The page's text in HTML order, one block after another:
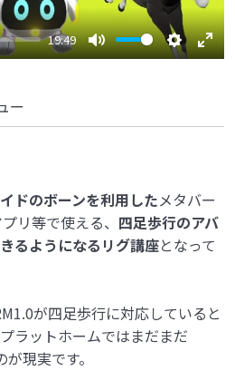
19:49
Mute
Settings
Enter
ー
ドのボーンを利用したメタバー
リ等で使える、 四足歩行のアバ
るようになるリグ講座となって
が四足歩行に対応していると
ラットホームではまだまだ
現実です。